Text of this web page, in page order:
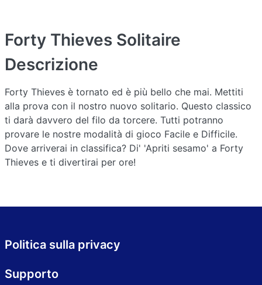
Forty Thieves Solitaire
Descrizione
Forty Thieves è tornato ed è più bello che mai. Mettiti
alla prova con il nostro nuovo solitario. Questo classico
ti darà davvero del filo da torcere. Tutti potranno
provare le nostre modalità di gioco Facile e Difficile.
Dove arriverai in classifica? Di' 'Apriti sesamo' a Forty
Thieves e ti divertirai per ore!
Politica sulla privacy
Supporto